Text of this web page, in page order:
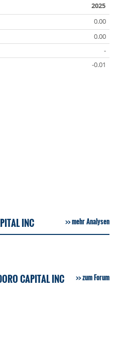
2025
0.00
0.00
-
-0.01
INC mehr Analysen
CAPITAL INC zum Forum